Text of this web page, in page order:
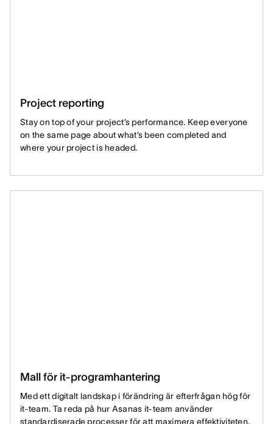
Project reporting
Stay on top of your project’s performance. Keep everyone
on the same page about what’s been completed and
where your project is headed.
Mall för it-programhantering
Med ett digitalt landskap i förändring är efterfrågan hög för
it-team. Ta reda på hur Asanas it-team använder
standardiserade processer för att maximera effektiviteten.